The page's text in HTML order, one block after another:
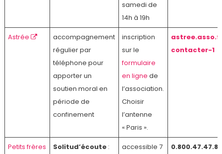
samedi de
14h à 19h
Astrée
accompagnement
régulier par
téléphone pour
apporter un
soutien moral en
période de
confinement
inscription
sur le
formulaire
en lignede
l’association.
Choisir
l’antenne
« Paris ».
contacter-1
Petits frères
Solitud’écoute :
accessible 7
0.800.47.47.88